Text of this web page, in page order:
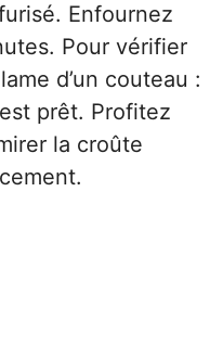
Enfournez
Pour vérifier
d’un couteau :
prêt. Profitez
la croûte